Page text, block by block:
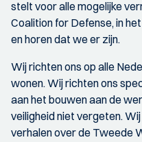
stelt voor alle mogelijke
Coalition for Defense, in
en horen dat we er zijn.
Wij richten ons op alle
wonen. Wij richten ons
aan het bouwen aan de
veiligheid niet vergeten.
verhalen over de Tweede